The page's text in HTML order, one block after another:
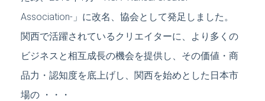
Association-」に改名、協会として発足しました。
関西で活躍されているクリエイターに、より多くの
ビジネスと相互成長の機会を提供し、その価値・商
品力・認知度を底上げし、関西を始めとした日本市
場の ・・・